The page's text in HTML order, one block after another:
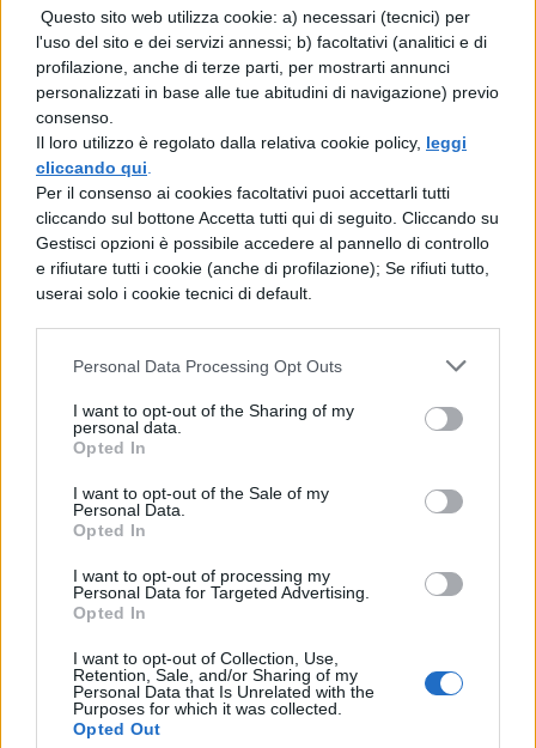
Questo sito web utilizza cookie: a) necessari (tecnici) per
l'uso del sito e dei servizi annessi; b) facoltativi (analitici e di
profilazione, anche di terze parti, per mostrarti annunci
personalizzati in base alle tue abitudini di navigazione) previo
consenso.
Il loro utilizzo è regolato dalla relativa cookie policy, leggi
cliccando qui
Per il consenso ai cookies facoltativi puoi accettarli tutti
cliccando sul bottone Accetta tutti qui di seguito. Cliccando su
Gestisci opzioni è possibile accedere al pannello di controllo
e rifiutare tutti i cookie (anche di profilazione); Se rifiuti tutto,
userai solo i cookie tecnici di default.
Personal Data Processing Opt Outs
I want to opt-out of the Sharing of my
personal data.
Opted In
I want to opt-out of the Sale of my
Personal Data.
Opted In
I want to opt-out of processing my
Personal Data for Targeted Advertising.
Opted In
I want to opt-out of Collection, Use,
Retention, Sale, and/or Sharing of my
Personal Data that Is Unrelated with the
Purposes for which it was collected.
Opted Out
vecchio detto “Dopo Natale arriva l’estate” la
dice lunga! Nel frattempo, iniziate a
spulciare le nostreguide per le prove
scritte della maturità 2013
Per la prima prova scritta:
Come si scrive un tema per la maturità
Come si scrive un saggio breve
Come si scrive un articolo di giornale
Come si fa l’analisi del testo
10 errori da non fare al colloquio
Per la seconda prova scritta
Guida allo scritto di matematica
Guida alla versione di greco